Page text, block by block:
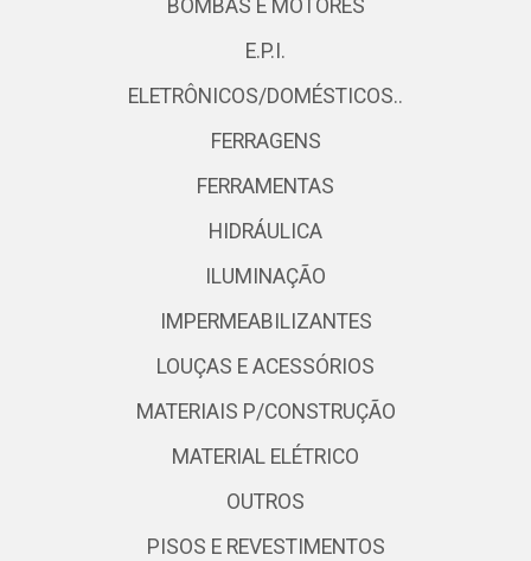
BOMBAS E MOTORES
E.P.I.
ELETRÔNICOS/DOMÉSTICOS..
FERRAGENS
FERRAMENTAS
HIDRÁULICA
ILUMINAÇÃO
IMPERMEABILIZANTES
LOUÇAS E ACESSÓRIOS
MATERIAIS P/CONSTRUÇÃO
MATERIAL ELÉTRICO
OUTROS
PISOS E REVESTIMENTOS